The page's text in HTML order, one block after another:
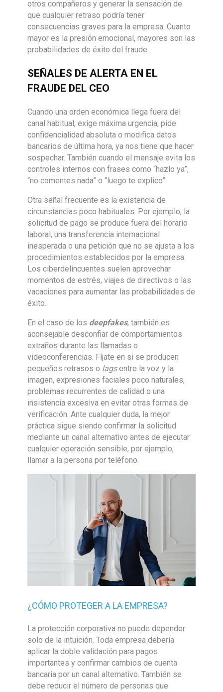
otros compañeros y generar la sensación de
que cualquier retraso podría tener
consecuencias graves para la empresa. Cuanto
mayor es la presión emocional, mayores son las
probabilidades de éxito del fraude.
SEÑALES DE ALERTA EN EL
FRAUDE DEL CEO
Cuando una orden económica llega fuera del
canal habitual, exige máxima urgencia, pide
confidencialidad absoluta o modifica datos
bancarios de última hora, ya nos tiene que hacer
sospechar. También cuando el mensaje evita los
controles internos con frases como “hazlo ya”,
“no comentes nada” o “luego te explico”.
Otra señal frecuente es la existencia de
circunstancias poco habituales. Por ejemplo, la
solicitud de pago se produce fuera del horario
laboral, una transferencia internacional
inesperada o una petición que no se ajusta a los
procedimientos establecidos por la empresa.
Los ciberdelincuentes suelen aprovechar
momentos de estrés, viajes de directivos o las
vacaciones para aumentar las probabilidades de
éxito.
En el caso de los deepfakes, también es
aconsejable desconfiar de comportamientos
extraños durante las llamadas o
videoconferencias. Fíjate en si se producen
pequeños retrasos o lagsentre la voz y la
imagen, expresiones faciales poco naturales,
problemas recurrentes de calidad o una
insistencia excesiva en evitar otras formas de
verificación. Ante cualquier duda, la mejor
práctica sigue siendo confirmar la solicitud
mediante un canal alternativo antes de ejecutar
cualquier operación sensible, por ejemplo,
llamar a la persona por teléfono.
¿CÓMO PROTEGER A LA EMPRESA?
La protección corporativa no puede depender
solo de la intuición. Toda empresa debería
aplicar la doble validación para pagos
importantes y confirmar cambios de cuenta
bancaria por un canal alternativo. También se
debe reducir el número de personas que